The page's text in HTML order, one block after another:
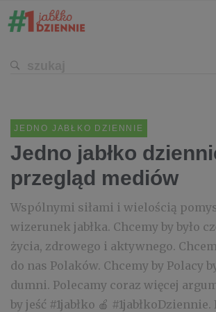
JEDNO JABŁKO DZIENNIE
Jedno jabłko
przegląd mediów
Wspólnymi siłami i wielością
wizerunek jabłka. Chcemy by było
życia, zdrowego i aktywnego.
do nas Polaków. Chcemy by Polacy
dumni. Polecamy coraz więcej
by jeść #1jabłko 🍎 #1jabłkoDziennie.